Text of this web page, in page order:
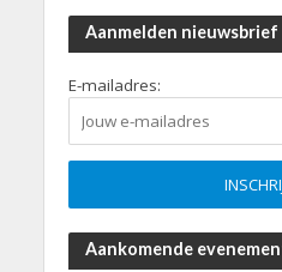
Aanmelden nieuwsbrief
E-mailadres:
Aankomende